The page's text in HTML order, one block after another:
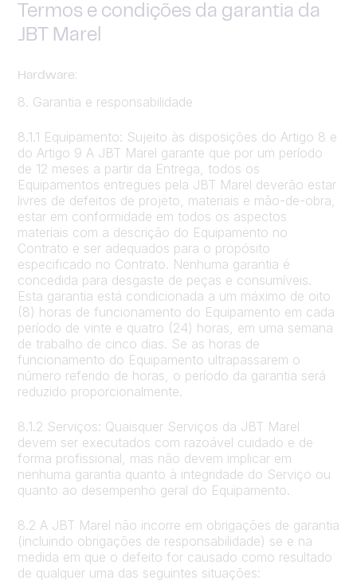
Termos e condições da garantia da
JBT Marel
Hardware:
8. Garantia e responsabilidade
8.1.1 Equipamento: Sujeito às disposições do Artigo 8 e
do Artigo 9 A JBT Marel garante que por um período
de 12 meses a partir da Entrega, todos os
Equipamentos entregues pela JBT Marel deverão estar
livres de defeitos de projeto, materiais e mão-de-obra,
estar em conformidade em todos os aspectos
materiais com a descrição do Equipamento no
Contrato e ser adequados para o propósito
especificado no Contrato. Nenhuma garantia é
concedida para desgaste de peças e consumíveis.
Esta garantia está condicionada a um máximo de oito
(8) horas de funcionamento do Equipamento em cada
período de vinte e quatro (24) horas, em uma semana
de trabalho de cinco dias. Se as horas de
funcionamento do Equipamento ultrapassarem o
número referido de horas, o período da garantia será
reduzido proporcionalmente.
8.1.2 Serviços: Quaisquer Serviços da JBT Marel
devem ser executados com razoável cuidado e de
forma profissional, mas não devem implicar em
nenhuma garantia quanto à integridade do Serviço ou
quanto ao desempenho geral do Equipamento.
8.2 A JBT Marel não incorre em obrigações de garantia
(incluindo obrigações de responsabilidade) se e na
medida em que o defeito for causado como resultado
de qualquer uma das seguintes situações: